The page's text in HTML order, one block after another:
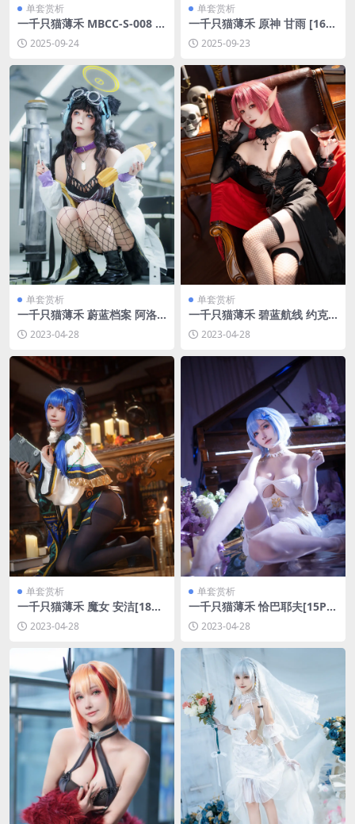
单套赏析
一千只猫薄禾 MBCC-S-008 哈
梅尔 [30P-69MB]
2025-09-24
单套赏析
一千只猫薄禾 原神 甘雨 [16P-
38MB]
2025-09-23
单套赏析
一千只猫薄禾 蔚蓝档案 阿洛
娜[17P-178.9M]
2023-04-28
单套赏析
一千只猫薄禾 碧蓝航线 约克
公爵[12P-33.8M]
2023-04-28
单套赏析
一千只猫薄禾 魔女 安洁[18P-
234.4M]
2023-04-28
单套赏析
一千只猫薄禾 恰巴耶夫[15P-3
V-38.7M]
2023-04-28